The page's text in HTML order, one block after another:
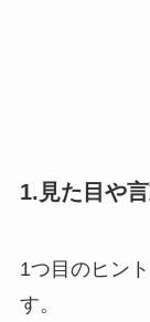
1.見た目や
1つ目のヒン
す。